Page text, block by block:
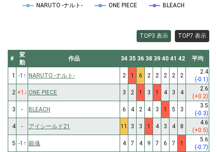
NARUTO -ナルト- ONE PIECE BLEACH
TOP3 表示 TOP7 表示
#
変
動
作品 34 35 36 38 39 40 41 42 平均
1 -1 ↑ NARUTO -ナルト- 2 1 6 2 2 2 2 2
2.4
(-0.1)
2 +1 ↓ ONE PIECE 3 2 1 3 1 4 3 4
2.6
(+0.2)
3
- BLEACH 6 4 2 4 3 1 5 3
3.5
(-0.3)
4
- アイシールド21 11 3 3 1 4 3 4 8
4.6
(+0.5)
5 -1 ↑ 銀魂 4 7 4 9 7 6 7 1
5.6
(-0.7)